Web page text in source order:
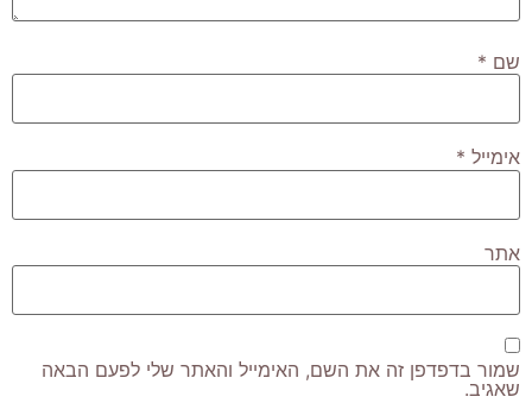
שם *
אימייל *
אתר
שמור בדפדפן זה את השם, האימייל והאתר שלי לפעם הבאה
שאגיב.